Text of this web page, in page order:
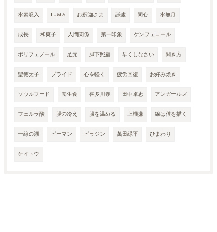
水素吸入 LUMIA お釈迦さま 謙虚 関心 水無月
成長 和菓子 人間関係 第一印象 ケンフェロール
ポリフェノール 足元 脚下照顧 早くしなさい 聞き方
聖徳太子 プライド 心を軽く 疲労回復 お好み焼き
ソウルフード 養生食 喜多川泰 田中卓志 アンガールズ
フェルラ酸 腸の冷え 腸を温める 上機嫌 線は僕を描く
一線の湖 ピーマン ピラジン 萬田緑平 ひまわり
ケイトウ